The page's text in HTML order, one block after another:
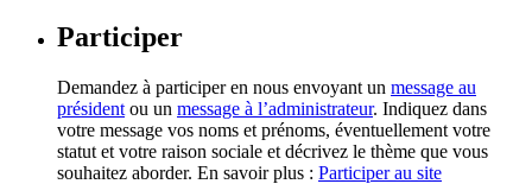
Participer
Demandez à participer en nous envoyant un message au
président ou un message à l’administrateur. Indiquez dans
votre message vos noms et prénoms, éventuellement votre
statut et votre raison sociale et décrivez le thème que vous
souhaitez aborder. En savoir plus : Participer au site